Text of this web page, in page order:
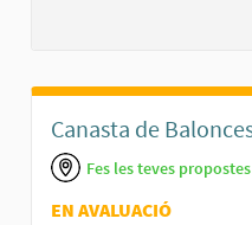
Canasta de
Fes les teves
EN AVALUACIÓ